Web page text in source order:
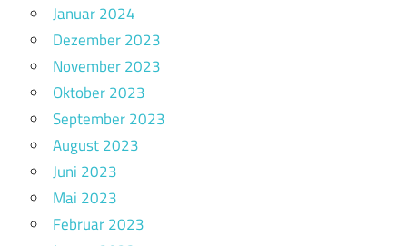
Januar 2024
Dezember 2023
November 2023
Oktober 2023
September 2023
August 2023
Juni 2023
Mai 2023
Februar 2023